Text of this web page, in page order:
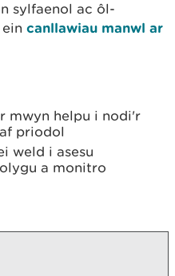
sylfaenol ac ôl-
canllawiau manwl ar
mwyn helpu i nodi'r
priodol
weld i asesu
a monitro